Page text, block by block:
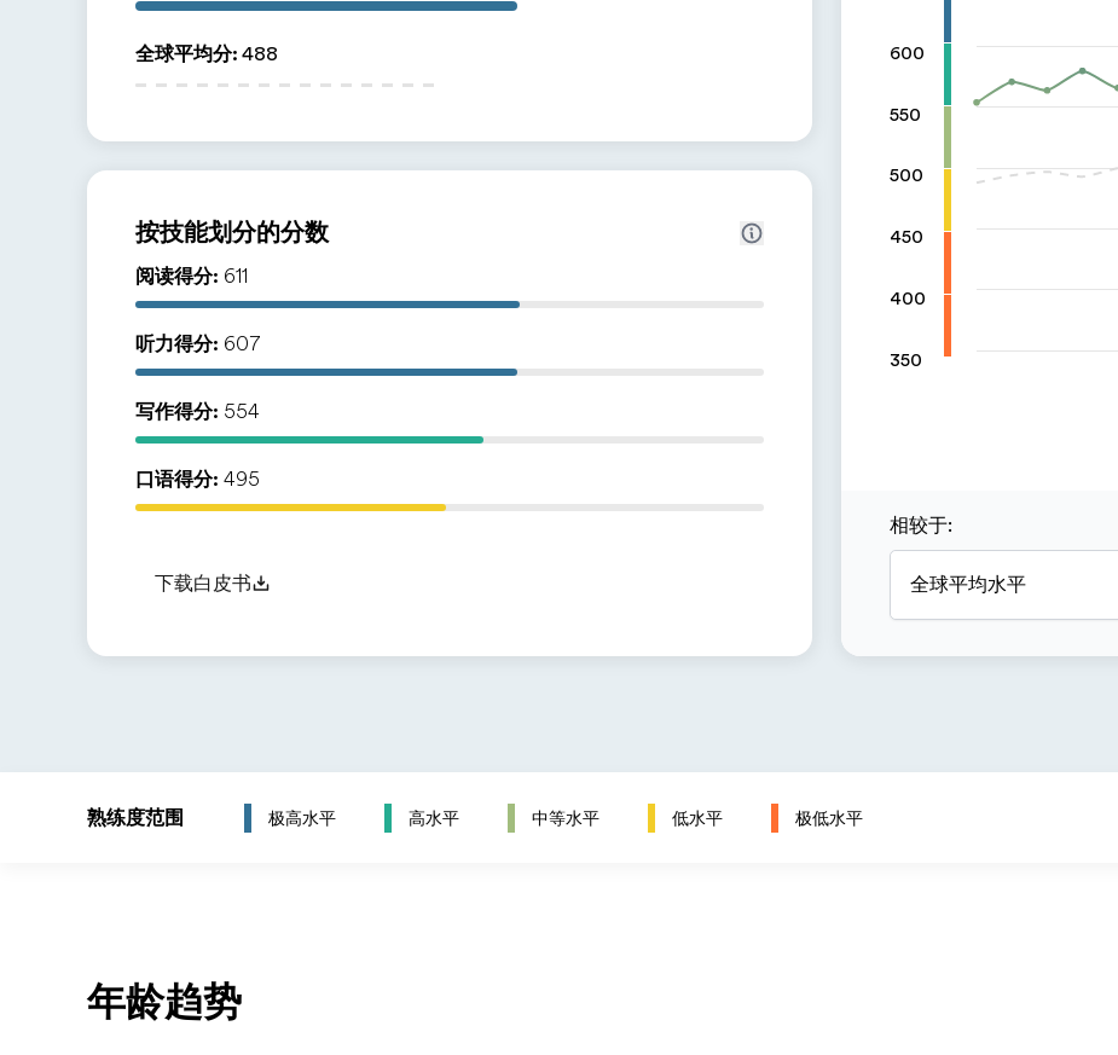
全球平均分: 488
按技能划分的分数
阅读得分: 611
听力得分: 607
写作得分: 554
口语得分: 495
下载白皮书
600
550
500
450
400
350
相较于:
全球平均水平
熟练度范围 极高水平 高水平 中等水平 低水平 极低水平
年龄趋势